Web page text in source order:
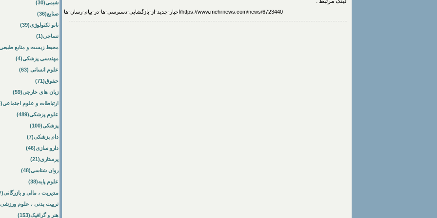
https://www.mehrnews.com/news/6723440/اخبار-جدید-از-بازگشایی-دسترسی-ها-در-پیام-رسان-ها
شیمی(30)
صنایع(36)
نانو تکنولوژی(39)
نساجی(1)
محیط زیست و منابع
مهندسی پزشکی(4)
علوم انسانی (63)
حقوق(71)
زبان های خارجی(59)
ارتباطات و علوم اجتماعی(84)
علوم پزشکی(489)
پزشکی(100)
دام پزشکی(7)
دارو سازی(46)
پرستاری(21)
روان شناسی(48)
علوم پایه(38)
مدیریت ، مالی و بازرگانی(57)
تربیت بدنی ، علوم
هنر و گرافیک(153)